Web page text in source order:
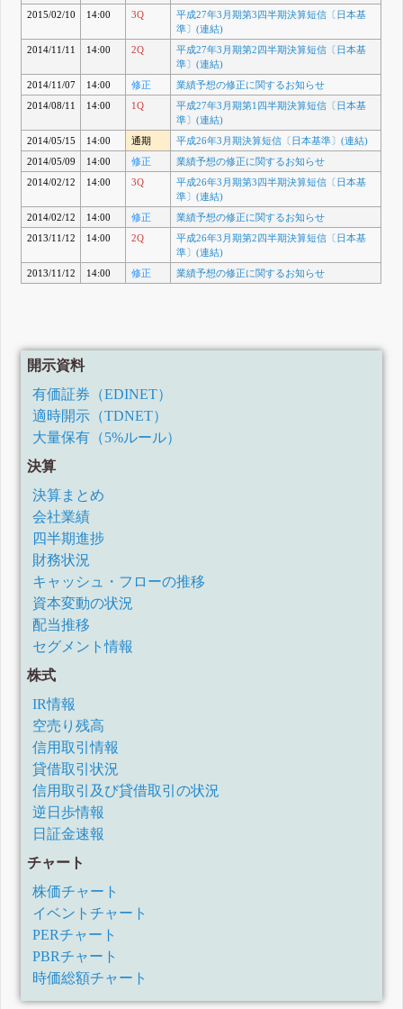
2015/02/10
14:00 3Q
平成27年3月期第3四半期決算短信〔日本基
準〕(連結)
2014/11/11
14:00 2Q
平成27年3月期第2四半期決算短信〔日本基
準〕(連結)
2014/11/07
14:00 修正
業績予想の修正に関するお知らせ
2014/08/11
14:00 1Q
平成27年3月期第1四半期決算短信〔日本基
準〕(連結)
2014/05/15
14:00 通期
平成26年3月期決算短信〔日本基準〕(連結)
2014/05/09
14:00 修正
業績予想の修正に関するお知らせ
2014/02/12
14:00 3Q
平成26年3月期第3四半期決算短信〔日本基
準〕(連結)
2014/02/12
14:00 修正
業績予想の修正に関するお知らせ
2013/11/12
14:00 2Q
平成26年3月期第2四半期決算短信〔日本基
準〕(連結)
2013/11/12
14:00 修正 業績予想の修正に関するお知らせ
開示資料
有価証券（EDINET）
適時開示（TDNET）
大量保有（5%ルール）
決算
決算まとめ
会社業績
四半期進捗
財務状況
キャッシュ・フローの推移
資本変動の状況
配当推移
セグメント情報
株式
IR情報
空売り残高
信用取引情報
貸借取引状況
信用取引及び貸借取引の状況
逆日歩情報
日証金速報
チャート
株価チャート
イベントチャート
PERチャート
PBRチャート
時価総額チャート